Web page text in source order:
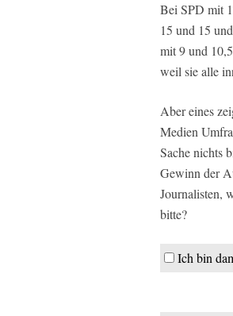
Bei SPD mit
15 und 15
mit 9 und
weil sie alle
Aber eines
Medien
Sache nichts
Gewinn der
Journalisten,
bitte?
Ich bin